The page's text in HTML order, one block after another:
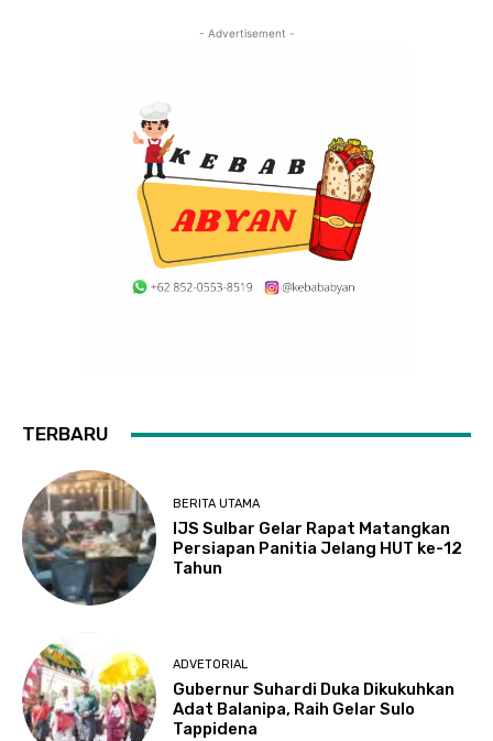
- Advertisement -
TERBARU
BERITA UTAMA
IJS Sulbar Gelar Rapat Matangkan
Persiapan Panitia Jelang HUT ke-12
Tahun
ADVETORIAL
Gubernur Suhardi Duka Dikukuhkan
Adat Balanipa, Raih Gelar Sulo
Tappidena